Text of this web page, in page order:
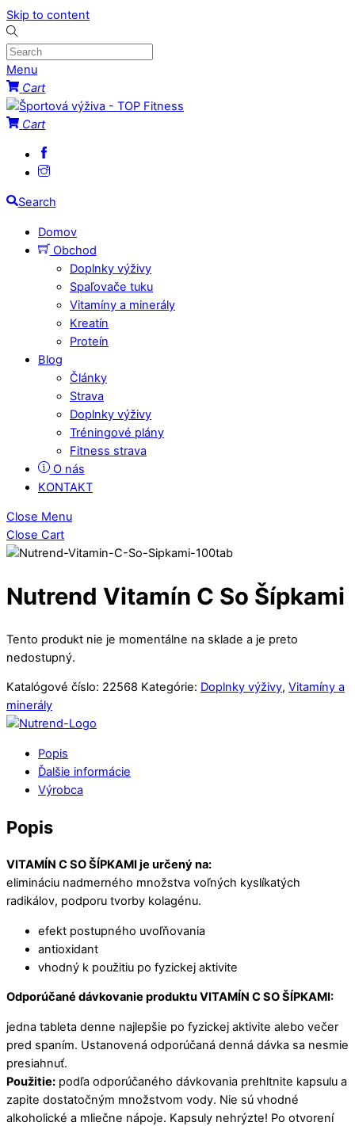
Skip to content
Menu
Cart
Cart
Search
Domov
Obchod
Doplnky výživy
Spaľovače tuku
Vitamíny a minerály
Kreatín
Proteín
Blog
Články
Strava
Doplnky výživy
Tréningové plány
Fitness strava
O nás
KONTAKT
Close Menu
Close Cart
Nutrend Vitamín C So Šípkami
Tento produkt nie je momentálne na sklade a je preto
nedostupný.
Katalógové číslo: 22568 Kategórie: Doplnky výživy, Vitamíny a
minerály
Popis
Ďalšie informácie
Výrobca
Popis
VITAMÍN C SO ŠÍPKAMI je určený na:
elimináciu nadmerného množstva voľných kyslíkatých
radikálov, podporu tvorby kolagénu.
efekt postupného uvoľňovania
antioxidant
vhodný k použitiu po fyzickej aktivite
Odporúčané dávkovanie produktu VITAMÍN C SO ŠÍPKAMI:
jedna tableta denne najlepšie po fyzickej aktivite alebo večer
pred spaním. Ustanovená odporúčaná denná dávka sa nesmie
presiahnuť.
Použitie: podľa odporúčaného dávkovania prehltnite kapsulu a
zapite dostatočným množstvom vody. Nie sú vhodné
alkoholické a mliečne nápoje. Kapsuly nehrýzte! Po otvorení